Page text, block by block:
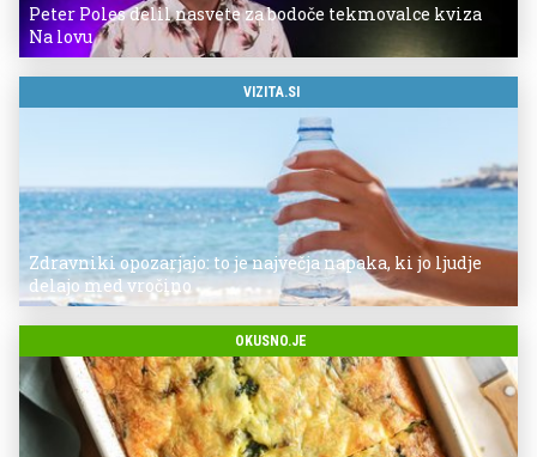
Peter Poles delil nasvete za bodoče tekmovalce kviza
Na lovu
VIZITA.SI
Zdravniki opozarjajo: to je največja napaka, ki jo ljudje
delajo med vročino
OKUSNO.JE